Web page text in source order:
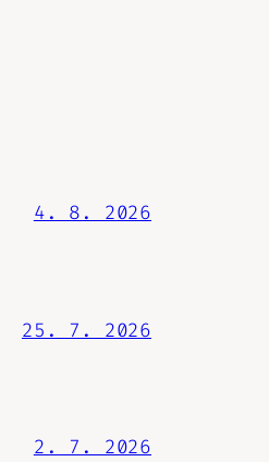
4. 8. 2026
25. 7. 2026
2. 7. 2026